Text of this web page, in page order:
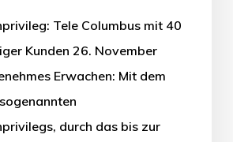
Tele Columbus mit 40
Kunden 26. November
Erwachen: Mit dem
durch das bis zur